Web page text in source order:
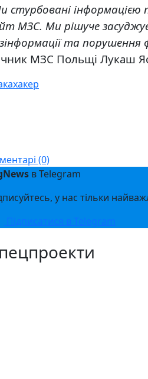
стурбовані інформацією
МЗС. Ми рішуче
та порушення
МЗС Польщі Лукаш
хакер
(0)
в Telegram
у нас тільки
Підписатися в Telegram